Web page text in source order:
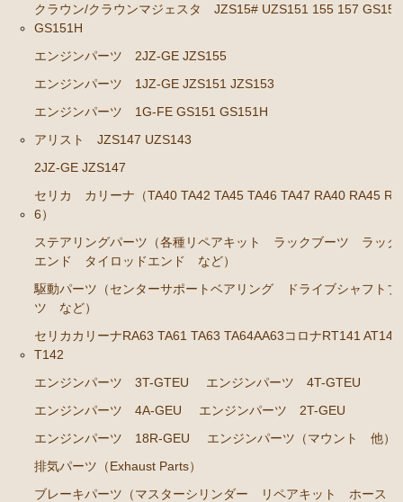
クラウン/クラウンマジェスタ JZS15# UZS151 155 157 GS151
GS151H
エンジンパーツ 2JZ-GE JZS155
エンジンパーツ 1JZ-GE JZS151 JZS153
エンジンパーツ 1G-FE GS151 GS151H
アリスト JZS147 UZS143
2JZ-GE JZS147
セリカ カリーナ（TA40 TA42 TA45 TA46 TA47 RA40 RA45
6）
ステアリングパーツ（各種リペアキット ラックブーツ ラック
エンド タイロッドエンド など）
駆動パーツ（センターサポートベアリング ドライブシャフトブ
ツ など）
セリカカリーナRA63 TA61 TA63 TA64AA63コロナRT141
T142
エンジンパーツ 3T-GTEU
エンジンパーツ 4T-GTEU
エンジンパーツ 4A-GEU
エンジンパーツ 2T-GEU
エンジンパーツ 18R-GEU
エンジンパーツ（マウント 他）
排気パーツ（Exhaust Parts）
ブレーキパーツ（マスターシリンダー リペアキット ホース